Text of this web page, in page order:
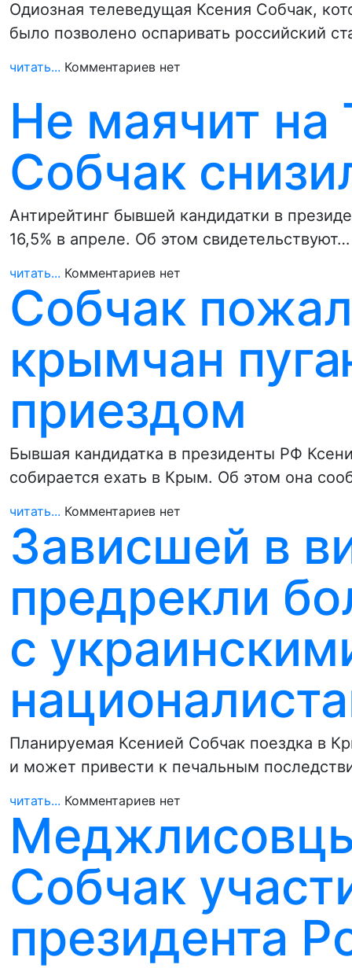
Одиозная телеведущая Ксения Собчак,
было позволено оспаривать российский
читать... Комментариев нет
Не маячит на
Собчак
Антирейтинг бывшей кандидатки в
16,5% в апреле. Об этом свидетельствуют…
читать... Комментариев нет
Собчак
крымчан
приездом
Бывшая кандидатка в президенты РФ
собирается ехать в Крым. Об этом она
читать... Комментариев нет
Зависшей в
предрекли
с
Планируемая Ксенией Собчак поездка в
и может привести к печальным
читать... Комментариев нет
Собчак
президента